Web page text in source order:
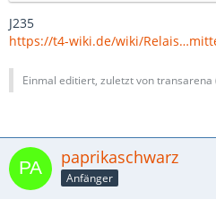
J235
https://t4-wiki.de/wiki/
Einmal editiert, zuletzt von transarena
paprikaschwarz
Anfänger